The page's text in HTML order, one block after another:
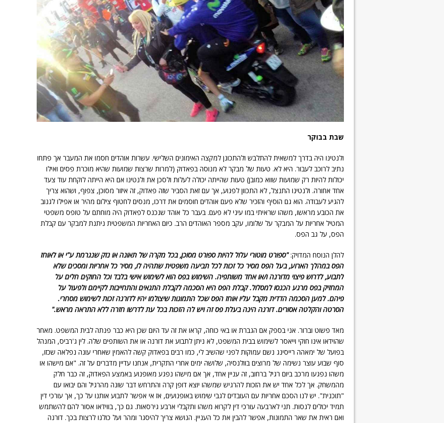
שבת בבוקר
ולנטינו היה בדרך למשאית להתלבש ולהתכונן למקצה האימונים השלישי. עשרות אוהדים חסמו את המעבר אך פתחו
נתיב לרוכב לעבור. היא לא. טעות של מבקר לא מנוסה בפאדוק (למרות שרצות שמועות שהיא מוכרת פסים ואילו
יכולות להיות רק שמועות שווא כמובן) טעות שהייתה יכולה לעלות ולסכן את ולנטינו אם היא הייתה לוקחת עוד צעד
אחד אחורה. ולנטינו התנצל, לא התכוון לפגוע, אך עם זאת הסביר שזה פאדוק, זה איזור מסוכן, צפוף, ושהוא צריך
להגיע לעבודה. הוא גם הוסיף והזכיר שלא פעם אוהדים חוסמים את דרכו, מנסים לחטוף צילום מהיר או אפילו לגנוב
את הכובע מראשו, משהו שראיתי במו עיני לא פעם. בעבר כל אוהד שנכנס לפאדוק היה מוחתם על טופס משפטי
המטיל אחריות על המבקר על שלומו, עקב מספר האוהדים הרב. כיום האחריות המשפטית ניתנת למבקר עם קבלת
הפס, על גב הפס.
להלן הנוסח המדויק:"ספורט מוטורי עלול להיות ספורט מסוכן, בכל מקרה של תאונה או נזק שנגרמת ע"י או לאוחז
הפס במהלך הארוע, בעל הפס מסיר כל זכות לכל תביעה משפטית שתהיה לו, מסיר כל אחריות ומסכים שלא
לתבוע, לדרוש פיצוי מדורנה ו/או אחד משותפיה. השימוש בפס הוא לשימוש אישי בלבד וכל החוקים חלים על
המחזיק בפס מרגע הכנסו למסלול. קבלת הפס היא הסכמה לקבלת התנאים והתחייבות לקיימם ולפעול על
פיהם.למען הסכמה הדדית מקבל עליו אוחז הפס שכל התמונות שיצולמו יהיו לדורנה זכות לשימוש מסחרי.
הסרטה והקלטה אסורים. דורנה הינה בעלת פס זה ויש לה הזכות בכל עת לדרשו חזרה ללא התראה מראש."
מאד פשוט וברור. אני בספק אם הגברת או באי כוחה, קראו את זה עד היום שכן היא כבר פנתה לבית המשפט. מאחר
שהוידאו אינו חוקי וייאסר לשימוש בבית המשפט, לא ניתן לתבוע את דורנה או את השותפים שלה. לין ג'רביס, המנהל
בפועל של ימאהה רייסינג נשם עמוקות לפני שהשיב לי, כמו רבים בפאדוק קשה להאמין שאחרי עונה נפלאה שכזו,
סוף שבוע עוצר נשימה של מרוצים בוולנסיה, שלושה ימים אחרי התקרית, אנחנו עדיין מדברים על זה. "אם מישהו או
משהו נפגעו מרכב ביום רגיל ברחוב, זה עניין אחד, אך אם מישהו נפגע מאופנוע באמצע הפאדוק, זה כבר חלק
מהמשחק. אך לכל אחד יש את הזכות להרגיש שמשהו יוצא דופן קרה והתרחש דבר שונה מהרגיל והם יבואו עם
"תוכנית". יש לנו הסכם אחריות עם העובדים לגבי שימוש באופנועים, אז אי אפשר לתבוע אותנו על כך, אך עורכי דין
תמיד יכולים לנסות. תני לארבעה עורכי דין לקרוא משהו ותקבלי ארבע גירסאות. גם כך, בווידאו אסור להם להשתמש
ואם ראית את שאר התמונות, אפשר להבין את כל העניין. הנושא צריך להיסגר ומהר ועל כולנו לרצות בכך. דורנה